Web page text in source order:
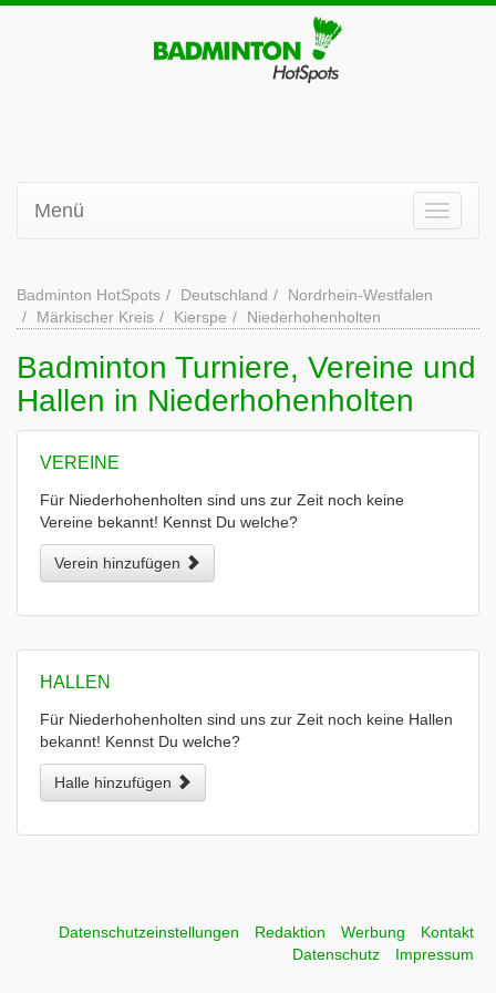
Menü
Badminton HotSpots Deutschland
Nordrhein-Westfalen
Märkischer Kreis
Kierspe Niederhohenholten
Badminton Turniere, Vereine und
Hallen in Niederhohenholten
VEREINE
Für Niederhohenholten sind uns zur Zeit noch keine
Vereine bekannt! Kennst Du welche?
Verein hinzufügen
HALLEN
Für Niederhohenholten sind uns zur Zeit noch keine Hallen
bekannt! Kennst Du welche?
Halle hinzufügen
Datenschutzeinstellungen Redaktion Werbung
Kontakt
Datenschutz
Impressum